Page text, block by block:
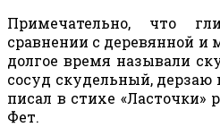
Примечательно, что
сравнении с деревянной и
долгое время называли
сосуд скудельный, дерзаю
писал в стихе «Ласточки»
Фет.